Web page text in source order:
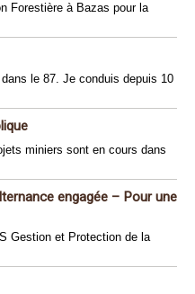
Forestière à Bazas pour la
le 87. Je conduis depuis 10
miniers sont en cours dans
engagée – Pour une
Gestion et Protection de la